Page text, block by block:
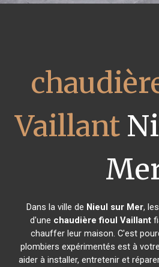
Vaillant
Dans la ville de Nieul sur Mer,
d'une chaudière fioul Vaillant
chauffer leur maison. C'est
plombiers expérimentés est à
aider à installer, entretenir et